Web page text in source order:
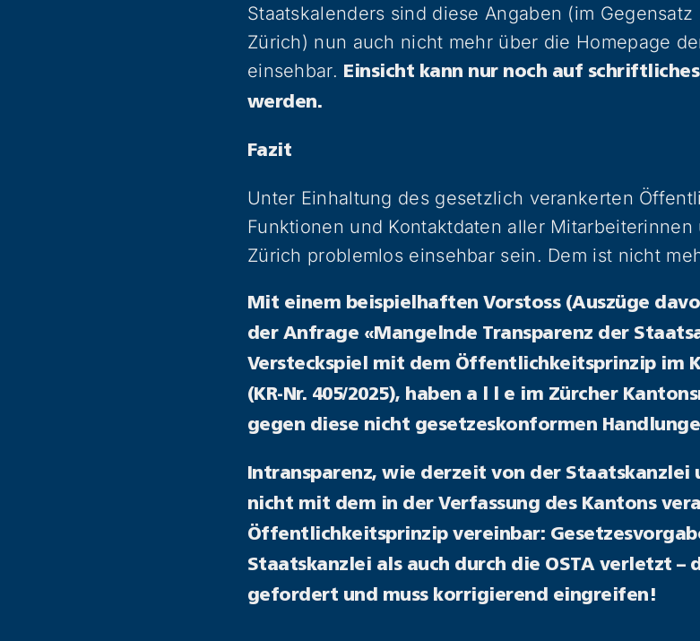
Staatskalenders sind diese Angaben (im
Zürich) nun auch nicht mehr über die Homepage
einsehbar. Einsicht kann nur noch auf
werden.
Fazit
Unter Einhaltung des gesetzlich verankerten
Funktionen und Kontaktdaten aller
Zürich problemlos einsehbar sein. Dem ist nicht
Mit einem beispielhaften Vorstoss (Auszüge
der Anfrage «Mangelnde Transparenz der
Versteckspiel mit dem Öffentlichkeitsprinzip im
(KR-Nr. 405/2025), haben a l l e im Zürcher
gegen diese nicht gesetzeskonformen
Intransparenz, wie derzeit von der Staatskanzlei
nicht mit dem in der Verfassung des Kantons
Öffentlichkeitsprinzip vereinbar:
Staatskanzlei als auch durch die OSTA verletzt –
gefordert und muss korrigierend eingreifen!